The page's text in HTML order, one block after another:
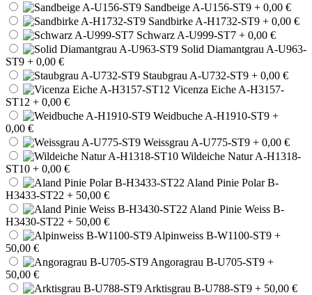
Sandbeige A-U156-ST9 + 0,00 €
Sandbirke A-H1732-ST9 + 0,00 €
Schwarz A-U999-ST7 + 0,00 €
Solid Diamantgrau A-U963-
ST9 + 0,00 €
Staubgrau A-U732-ST9 + 0,00 €
Vicenza Eiche A-H3157-
ST12 + 0,00 €
Weidbuche A-H1910-ST9 +
0,00 €
Weissgrau A-U775-ST9 + 0,00 €
Wildeiche Natur A-H1318-
ST10 + 0,00 €
Aland Pinie Polar B-
H3433-ST22 + 50,00 €
Aland Pinie Weiss B-
H3430-ST22 + 50,00 €
Alpinweiss B-W1100-ST9 +
50,00 €
Angoragrau B-U705-ST9 +
50,00 €
Arktisgrau B-U788-ST9 + 50,00 €